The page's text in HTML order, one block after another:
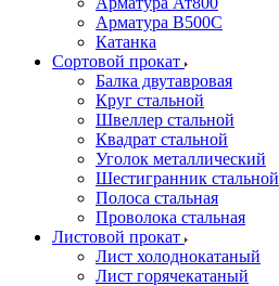
Арматура В500С
Катанка
Сортовой прокат
Балка двутавровая
Круг стальной
Швеллер стальной
Квадрат стальной
Уголок металлический
Шестигранник стальной
Полоса стальная
Проволока стальная
Листовой прокат
Лист холоднокатаный
Лист горячекатаный